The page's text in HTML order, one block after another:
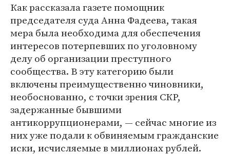
Как рассказала газете помощник
председателя суда Анна Фадеева, такая
мера была необходима для обеспечения
интересов потерпевших по уголовному
делу об организации преступного
сообщества. В эту категорию были
включены преимущественно чиновники,
необоснованно, с точки зрения СКР,
задержанные бывшими
антикоррупционерами, — сейчас многие из
них уже подали к обвиняемым гражданские
иски, исчисляемые в миллионах рублей.